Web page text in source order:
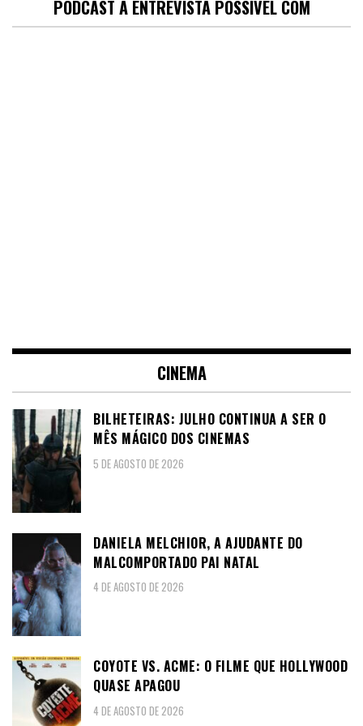
PODCAST A ENTREVISTA POSSÍVEL COM
CINEMA
BILHETEIRAS: JULHO CONTINUA A SER O
MÊS MÁGICO DOS CINEMAS
5 DE AGOSTO DE 2026
DANIELA MELCHIOR, A AJUDANTE DO
MALCOMPORTADO PAI NATAL
4 DE AGOSTO DE 2026
COYOTE VS. ACME: O FILME QUE HOLLYWOOD
QUASE APAGOU
4 DE AGOSTO DE 2026